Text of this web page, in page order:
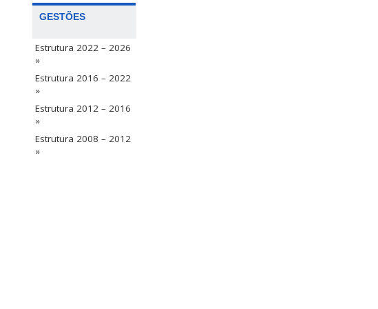
GESTÕES
Estrutura 2022 – 2026
»
Estrutura 2016 – 2022
»
Estrutura 2012 – 2016
»
Estrutura 2008 – 2012
»